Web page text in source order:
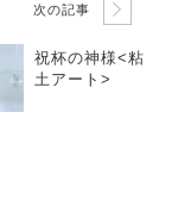
次の記事
祝杯の神様<粘
土アート>